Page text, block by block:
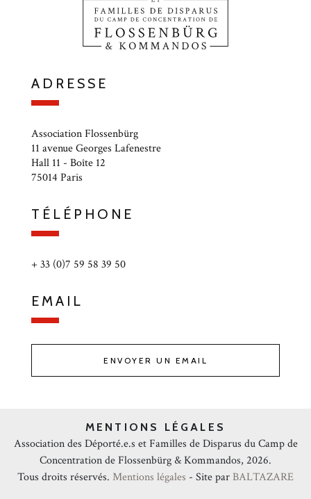
ADRESSE
Association Flossenbürg
11 avenue Georges Lafenestre
Hall 11 - Boîte 12
75014 Paris
TÉLÉPHONE
+ 33 (0)7 59 58 39 50
EMAIL
ENVOYER UN EMAIL
MENTIONS LÉGALES
Association des Déporté.e.s et Familles de Disparus du Camp de
Concentration de Flossenbürg & Kommandos, 2026.
Tous droits réservés. Mentions légales - Site par BALTAZARE